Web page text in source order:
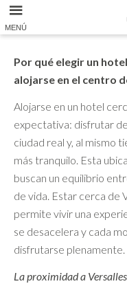
MENÚ
Por qué elegir un
alojarse en el centro
Alojarse en un hotel
expectativa: disfrutar
ciudad real y, al mismo
más tranquilo. Esta
buscan un equilibrio
de vida. Estar cerca de
permite vivir una
se desacelera y cada
disfrutarse plenamente.
La proximidad a